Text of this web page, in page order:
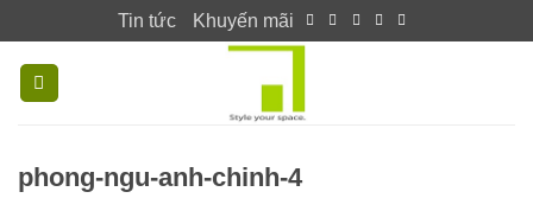
to
content
Tin tức Khuyến mãi
phong-ngu-anh-chinh-4